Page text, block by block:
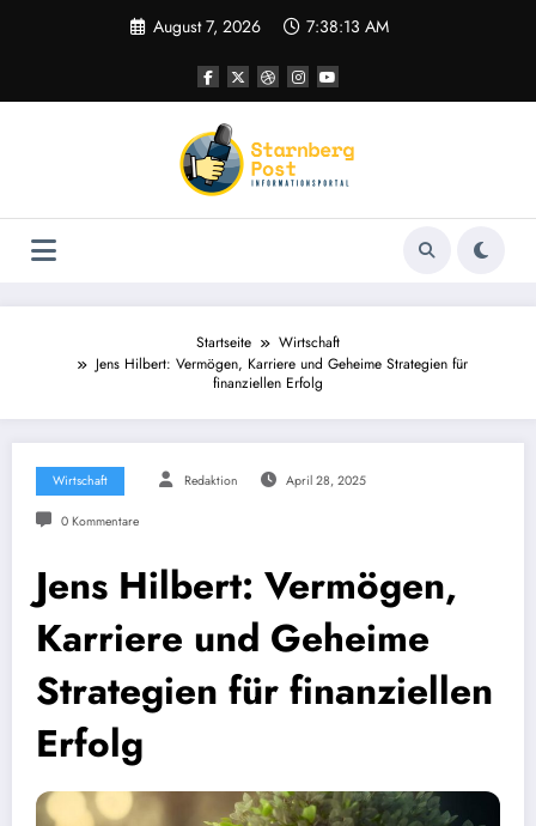
August 7, 2026 7:38:13 AM
Startseite
Wirtschaft
Jens Hilbert: Vermögen, Karriere und Geheime Strategien für
finanziellen Erfolg
Wirtschaft Redaktion April 28, 2025
0 Kommentare
Jens Hilbert: Vermögen,
Karriere und Geheime
Strategien für finanziellen
Erfolg